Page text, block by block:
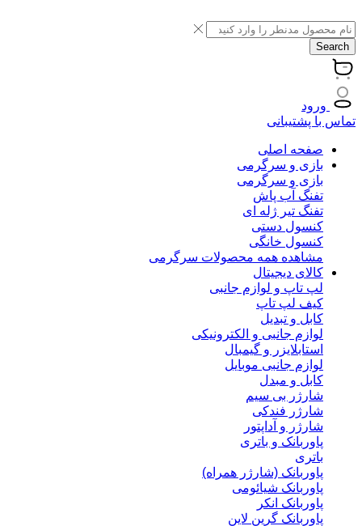
Search
ورود
تماس با پشتیبانی
صفحه اصلی
بازی و سرگرمی
بازی و سرگرمی
تفنگ آب پاش
تفنگ تیر ژله ای
کنسول دستی
کنسول خانگی
مشاهده همه محصولات سرگرمی
کالای دیجیتال
لپ تاپ و لوازم جانبی
کیف لپ تاپ
کابل و تبدیل
لوازم جانبی و الکترونیکی
استابلایزر و گیمبال
لوازم جانبی موبایل
کابل و مبدل
شارژر بی سیم
شارژر فندکی
شارژر و آداپتور
پاوربانک و باتری
باتری
پاوربانک (شارژر همراه)
پاوربانک شیائومی
پاوربانک انکر
پاوربانک گرین لاین